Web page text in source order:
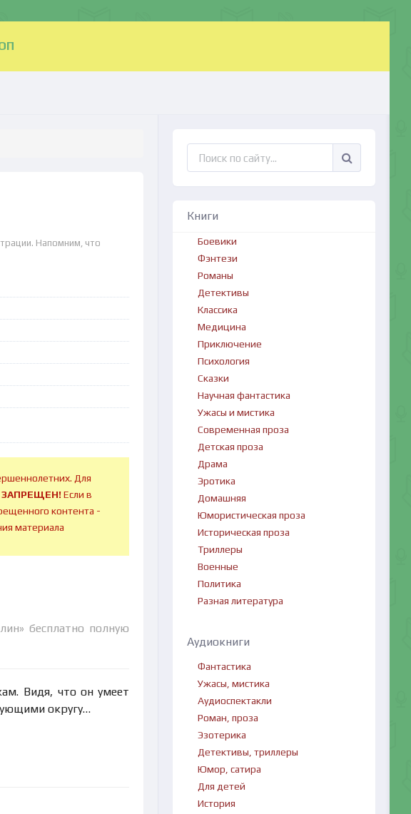
Напомним, что
Для
ЗАПРЕЩЕН!Если в
контента -
материала
бесплатно полную
Видя, что он умеет
округу…
Книги
Боевики
Фэнтези
Романы
Детективы
Классика
Медицина
Приключение
Психология
Сказки
Научная фантастика
Ужасы и мистика
Современная проза
Детская проза
Драма
Эротика
Домашняя
Юмористическая проза
Историческая проза
Триллеры
Военные
Политика
Разная литература
Аудиокниги
Фантастика
Ужасы, мистика
Аудиоспектакли
Роман, проза
Эзотерика
Детективы, триллеры
Юмор, сатира
Для детей
История